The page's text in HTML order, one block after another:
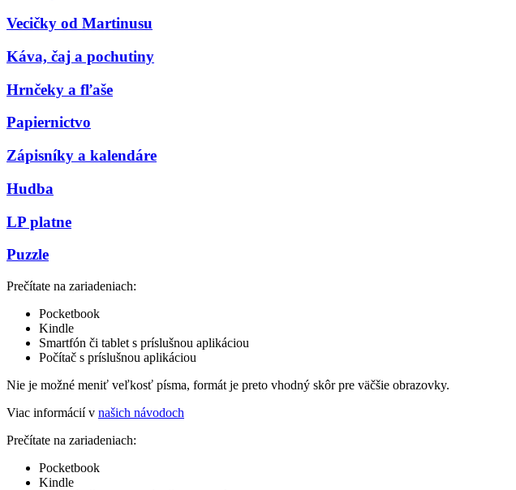
Vecičky od Martinusu
Káva, čaj a pochutiny
Hrnčeky a fľaše
Papiernictvo
Zápisníky a kalendáre
Hudba
LP platne
Puzzle
Prečítate na zariadeniach:
Pocketbook
Kindle
Smartfón či tablet s príslušnou aplikáciou
Počítač s príslušnou aplikáciou
Nie je možné meniť veľkosť písma, formát je preto vhodný skôr pre väčšie obrazovky.
Viac informácií v našich návodoch
Prečítate na zariadeniach:
Pocketbook
Kindle